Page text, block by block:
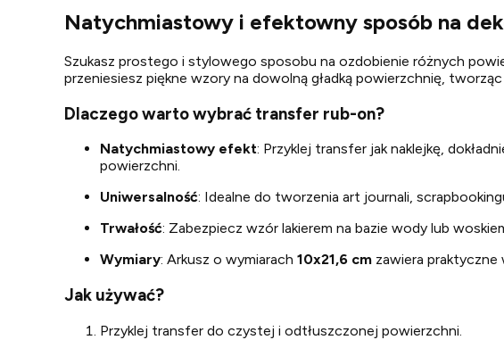
Natychmiastowy i efektowny sposób na
Szukasz prostego i stylowego sposobu na ozdobienie różnych
przeniesiesz piękne wzory na dowolną gładką powierzchnię,
Dlaczego warto wybrać transfer rub-on?
Natychmiastowy efekt: Przyklej transfer jak naklejkę,
powierzchni.
Uniwersalność: Idealne do tworzenia art journali,
Trwałość: Zabezpiecz wzór lakierem na bazie wody lub
Wymiary: Arkusz o wymiarach 10x21,6 cm zawiera praktyczne
Jak używać?
Przyklej transfer do czystej i odtłuszczonej powierzchni.